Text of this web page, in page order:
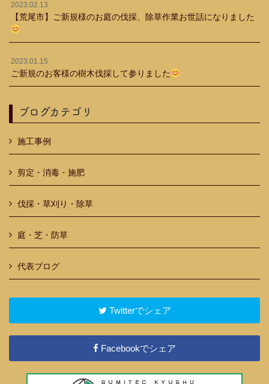
2023.02.13
【荒尾市】ご新規様のお庭の伐採、除草作業お世話になりました
2023.01.15
ご新規のお客様の樹木伐採して参りました
ブログカテゴリ
施工事例
剪定・消毒・施肥
伐採・草刈り・除草
庭・芝・防草
代表ブログ
Twitterでシェア
Facebookでシェア